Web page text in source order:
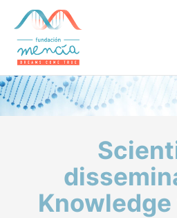
content